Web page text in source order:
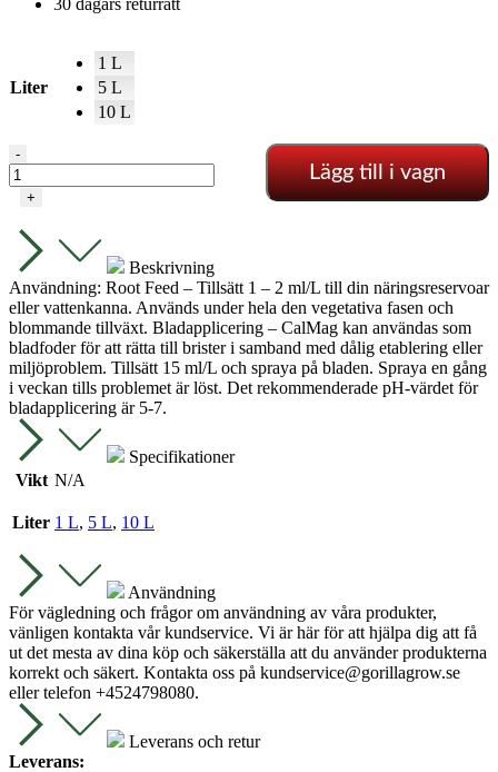
Liter
1 L
5 L
10 L
SHOGUN
CalMag
-
+
Lägg till i vagn
Beskrivning
Användning: Root Feed – Tillsätt 1 – 2 ml/L till din näringsreservoar
eller vattenkanna. Används under hela den vegetativa fasen och
blommande tillväxt. Bladapplicering – CalMag kan användas som
bladfoder för att rätta till brister i samband med dålig etablering eller
miljöproblem. Tillsätt 15 ml/L och spraya på bladen. Spraya en gång
i veckan tills problemet är löst. Det rekommenderade pH-värdet för
bladapplicering är 5-7.
Specifikationer
Vikt N/A
Liter 1 L, 5 L, 10 L
Användning
För vägledning och frågor om användning av våra produkter,
vänligen kontakta vår kundservice. Vi är här för att hjälpa dig att få
ut det mesta av dina köp och säkerställa att du använder produkterna
korrekt och säkert. Kontakta oss på kundservice@gorillagrow.se
eller telefon +4524798080.
Leverans och retur
Leverans: